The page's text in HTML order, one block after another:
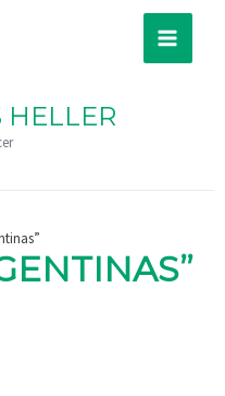
Main
HELLER